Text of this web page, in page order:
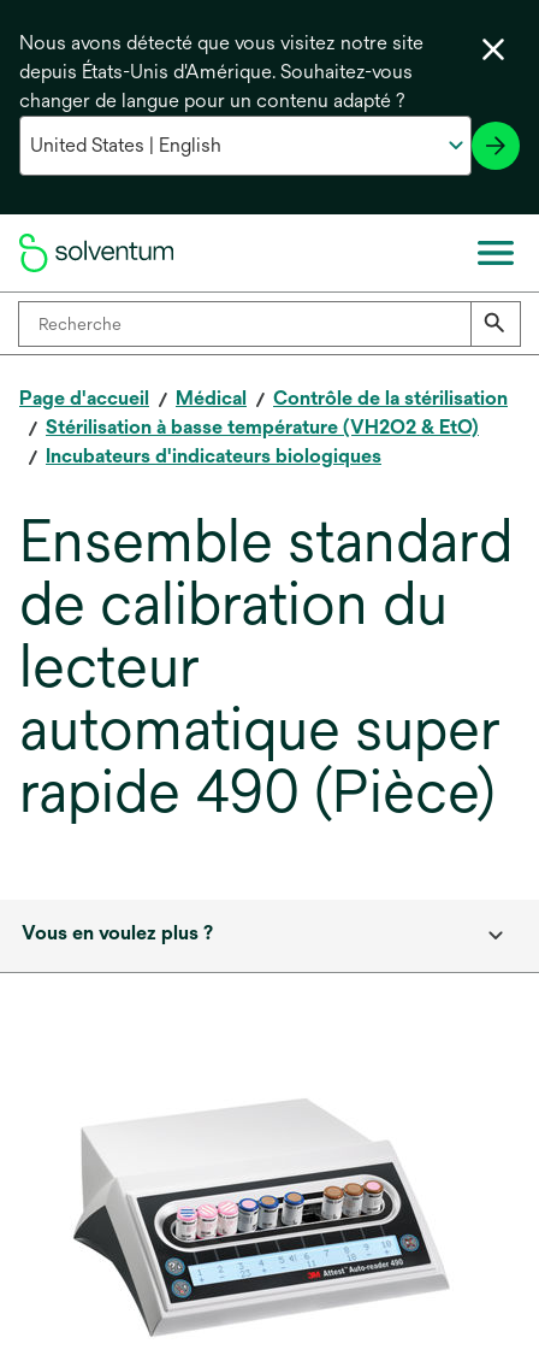
Nous avons détecté que vous visitez notre site
depuis États-Unis d'Amérique. Souhaitez-vous
changer de langue pour un contenu adapté ?
Page d'accueil Médical
Contrôle de la stérilisation
Stérilisation à basse température (VH2O2 & EtO)
Incubateurs d'indicateurs biologiques
Ensemble standard
de calibration du
lecteur
automatique super
rapide 490 (Pièce)
Vous en voulez plus ?